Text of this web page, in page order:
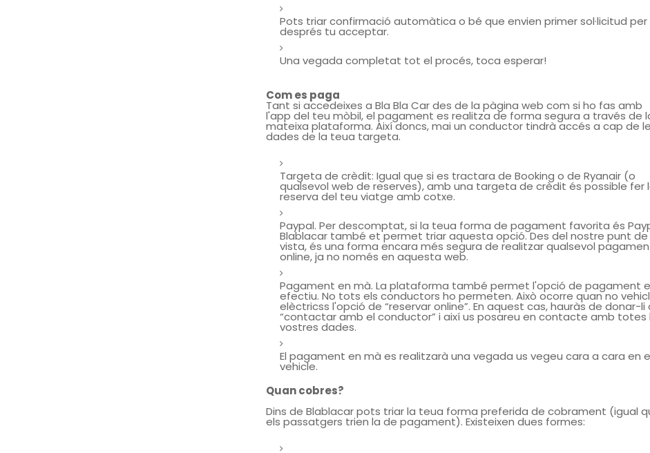
Pots triar confirmació automàtica o bé que envien primer sol·licitud per
després tu acceptar.
Una vegada completat tot el procés, toca esperar!
Com es paga
Tant si accedeixes a Bla Bla Car des de la pàgina web com si ho fas amb
l'app del teu mòbil, el pagament es realitza de forma segura a través de
mateixa plataforma. Així doncs, mai un conductor tindrà accés a cap de
dades de la teua targeta.
Targeta de crèdit: Igual que si es tractara de Booking o de Ryanair (o
qualsevol web de reserves), amb una targeta de crèdit és possible fer
reserva del teu viatge amb cotxe.
Paypal. Per descomptat, si la teua forma de pagament favorita és
Blablacar també et permet triar aquesta opció. Des del nostre punt de
vista, és una forma encara més segura de realitzar qualsevol
online, ja no només en aquesta web.
Pagament en mà. La plataforma també permet l'opció de pagament
efectiu. No tots els conductors ho permeten. Això ocorre quan no
elèctricss l'opció de “reservar online”. En aquest cas, hauràs de donar-li
“contactar amb el conductor” i així us posareu en contacte amb totes
vostres dades.
El pagament en mà es realitzarà una vegada us vegeu cara a cara en
vehicle.
Quan cobres?
Dins de Blablacar pots triar la teua forma preferida de cobrament (igual
els passatgers trien la de pagament). Existeixen dues formes: